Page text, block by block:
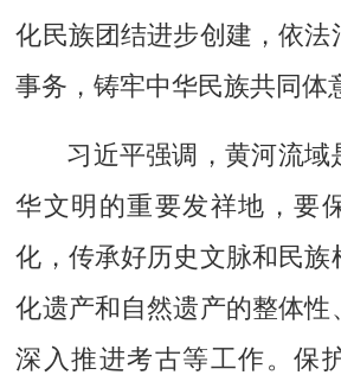
化民族团结进步创建，依法
事务，铸牢中华民族共同体
习近平强调，黄河流域
华文明的重要发祥地，要
化，传承好历史文脉和民族
化遗产和自然遗产的整体性
深入推进考古等工作。保